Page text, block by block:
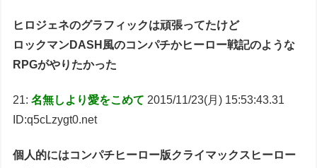
ヒロジェネのグラフィックは頑張ってたけど
ロックマンDASH風のコンパチかヒーロー戦記のような
RPGがやりたかった
21:名無しより愛をこめて 2015/11/23(月) 15:53:43.31
ID:q5cLzygt0.net
個人的にはコンパチヒーロー版クライマックスヒーロー